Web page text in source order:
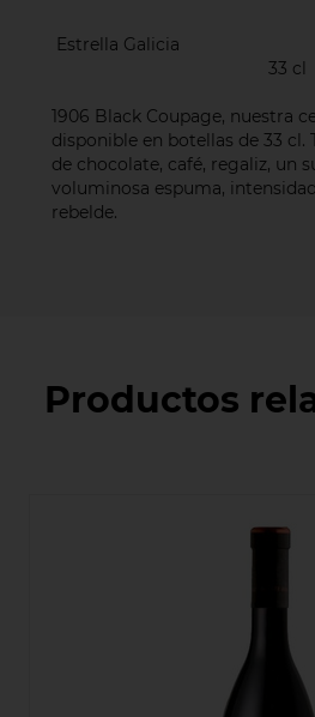
Estrella Galicia
33 cl
1906 Black Coupage, nuestra
disponible en botellas de 33 cl.
de chocolate, café, regaliz, un
voluminosa espuma,
rebelde.
Productos